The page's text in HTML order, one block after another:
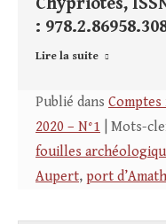
Chypriotes,
:
Lire la suite
Publié dans Comptes
2020 – N°1 | Mots-
fouilles
Aupert, port